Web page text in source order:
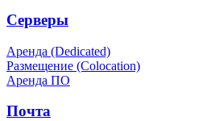
Серверы
Аренда (Dedicated)
Размещение (Colocation)
Аренда ПО
Почта